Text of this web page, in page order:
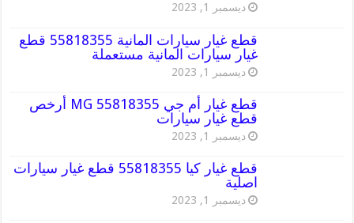
ديسمبر 1, 2023
قطع غيار سيارات المانية 55818355 قطع
غيار سيارات المانية مستعملة
ديسمبر 1, 2023
قطع غيار أم جي MG 55818355 أرخص
قطع غيار سيارات
ديسمبر 1, 2023
قطع غيار كيا 55818355 قطع غيار سيارات
اصلية
ديسمبر 1, 2023